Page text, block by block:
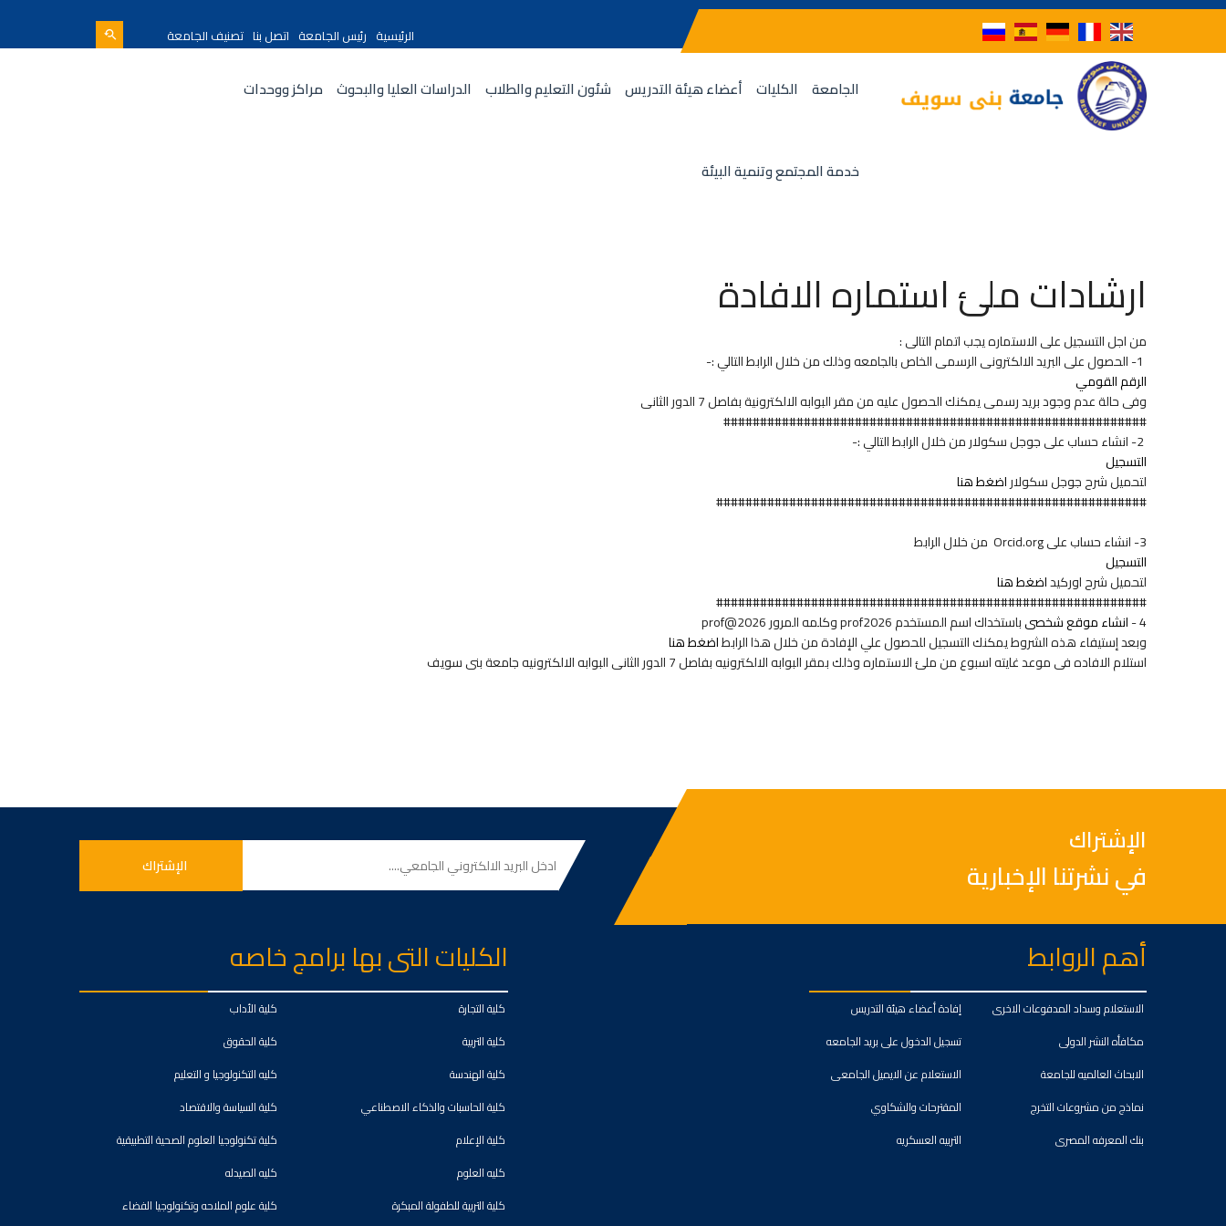
الرئيسية رئيس الجامعة اتصل بنا تصنيف الجامعة
الجامعة الكليات أعضاء هيئة التدريس شئون التعليم والطلاب الدراسات العليا والبحوث مراكز ووحدات
خدمة المجتمع وتنمية البيئة
ارشادات ملئ استماره الافادة
من اجل التسجيل على الاستماره يجب اتمام التالى :
الرقم القومي
وفى حالة عدم وجود بريد رسمى يمكنك الحصول عليه من مقر البوابه الالكترونية بفاصل 7 الدور الثانى
##########################################################
التسجيل
لتحميل شرح جوجل سكولاراضغط هنا
###########################################################
3- انشاء حساب على Orcid.org من خلال الرابط
التسجيل
لتحميل شرح اوركيداضغط هنا
###########################################################
4 - انشاء موقع شخصىباستخداك اسم المستخدم prof2026 وكلمه المرور prof@2026
وبعد إستيفاء هذه الشروط يمكنك التسجيل للحصول علي الإفادة من خلال هذا الرابطاضغط هنا
استلام الافاده فى موعد غايته اسبوع من ملئ الاستماره وذلك بمقر البوابه الالكترونيه بفاصل 7 الدور الثانى البوابه الالكترونيه جامعة بنى سويف
الإشتراك
في نشرتنا الإخبارية
أهم الروابط
الاستعلام وسداد المدفوعات الاخرى
إفادة أعضاء هيئة التدريس
مكافأه النشر الدولى
تسجيل الدخول على بريد الجامعه
الابحاث العالميه للجامعة
الاستعلام عن الايميل الجامعى
نماذج من مشروعات التخرج
المقترحات والشكاوي
بنك المعرفه المصرى
التربيه العسكريه
الكليات التى بها برامج خاصه
كلية التجارة
كلية الأداب
كلية التربية
كلية الحقوق
كلية الهندسة
كليه التكنولوجيا و التعليم
كلية الحاسبات والذكاء الاصطناعي
كلية السياسة والاقتصاد
كلية الإعلام
كلية تكنولوجيا العلوم الصحية التطبيقية
كليه العلوم
كليه الصيدله
كلية التربية للطفولة المبكرة
كلية علوم الملاحه وتكنولوجيا الفضاء